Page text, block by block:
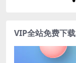
VIP全站免费下载